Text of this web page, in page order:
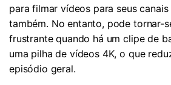
para filmar vídeos para seus canais
também. No entanto, pode tornar-
frustrante quando há um clipe de
uma pilha de vídeos 4K, o que
episódio geral.